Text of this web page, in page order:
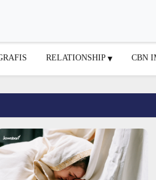
RELATIONSHIP CBN